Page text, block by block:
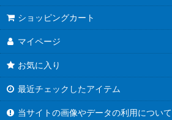
ショッピングカート
マイページ
お気に入り
最近チェックしたアイテム
当サイトの画像やデータの利用について